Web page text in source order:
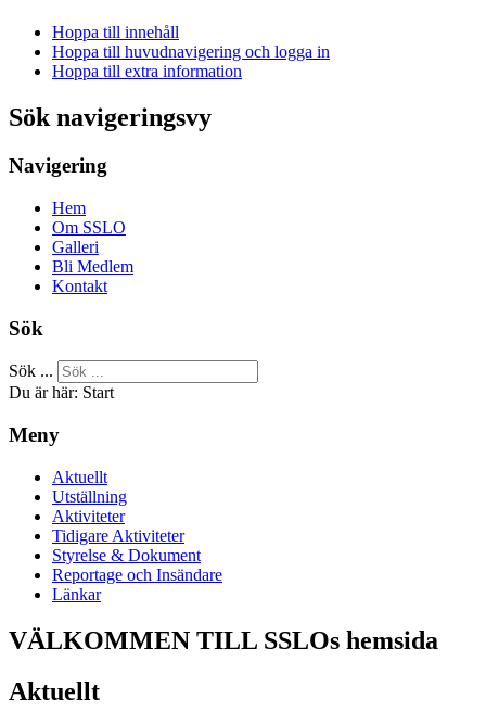
Hoppa till innehåll
Hoppa till huvudnavigering och logga in
Hoppa till extra information
Sök navigeringsvy
Navigering
Hem
Om SSLO
Galleri
Bli Medlem
Kontakt
Sök
Sök ...
Du är här: Start
Meny
Aktuellt
Utställning
Aktiviteter
Tidigare Aktiviteter
Styrelse & Dokument
Reportage och Insändare
Länkar
VÄLKOMMEN TILL SSLOs hemsida
Aktuellt